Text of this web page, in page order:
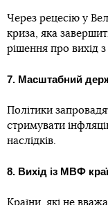
Через рецесію у
криза, яка
рішення про вихід
7. Масштабний
Політики
стримувати
наслідків.
8. Вихід із МВФ
Країни, які не